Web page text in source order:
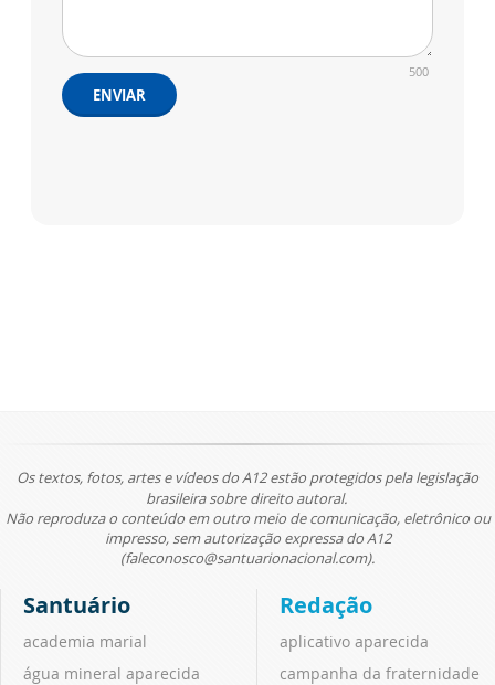
500
ENVIAR
Os textos, fotos, artes e vídeos do A12 estão protegidos pela legislação
brasileira sobre direito autoral.
Não reproduza o conteúdo em outro meio de comunicação, eletrônico ou
impresso, sem autorização expressa do A12
(faleconosco@santuarionacional.com).
Santuário
academia marial
água mineral aparecida
Redação
aplicativo aparecida
campanha da fraternidade